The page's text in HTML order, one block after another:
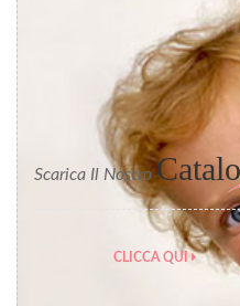
Scarica Il Nostro
CLICCA QUI